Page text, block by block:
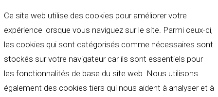
Ce site web utilise des cookies pour améliorer votre
expérience lorsque vous naviguez sur le site. Parmi ceux-ci,
les cookies qui sont catégorisés comme nécessaires sont
stockés sur votre navigateur car ils sont essentiels pour
les fonctionnalités de base du site web. Nous utilisons
également des cookies tiers qui nous aident à analyser et à